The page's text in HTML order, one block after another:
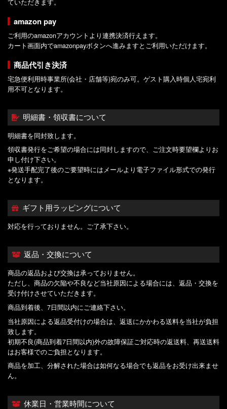
ていただきます。
amazon pay
ご利用のamazonアカウントより連携決済行えます。
カート画面内でamazonpayボタンへ進みますとご利用いただけます。
商品代引き決済
宅急便利用時事業所(会社・店舗等)宛のみ可。ゲスト購入時個人宅宛利
用不可となります。
明細書・領収書について
明細書を同封致します。
領収書発行をご希望の場合には同封しますので、ご注文時要望欄よりお
申し付け下さい。
※発送手配完了後のご要望時にはメールより電子ファイル形式での発行
となります。
ギフト用ラッピングについて
対応を行っておりません。ご了承下さい。
返品・交換について
商品の返品および交換は承っておりません。
ただし、商品の欠陥や不良など当社原因による場合には、返品・交換を
受け付けさせていただきます。
商品到着後、7日間以内にご連絡下さい。
当社原因による返品受付けの場合は、返送にかかわる送料を当社が負担
致します。
初期不良(商品到着7日間以内)外の故障保証ご対応時の返送料、再送送料
はお客様でのご負担となります。
商品を加工、分解された場合は如何なる場合でも返品をお受け出来ませ
ん。
休業日・営業時間について